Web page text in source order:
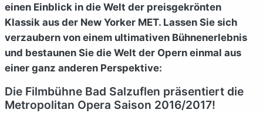
einen Einblick in die Welt der preisgekrönten
Klassik aus der New Yorker MET. Lassen Sie sich
verzaubern von einem ultimativen Bühnenerlebnis
und bestaunen Sie die Welt der Opern einmal aus
einer ganz anderen Perspektive:
Die Filmbühne Bad Salzuflen präsentiert die
Metropolitan Opera Saison 2016/2017!